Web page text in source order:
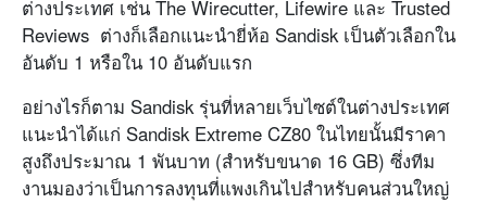
ต่างประเทศ เช่น The Wirecutter, Lifewire และ Trusted
Reviews ต่างก็เลือกแนะนำยี่ห้อ Sandisk เป็นตัวเลือกใน
อันดับ 1 หรือใน 10 อันดับแรก
อย่างไรก็ตาม Sandisk รุ่นที่หลายเว็บไซต์ในต่างประเทศ
แนะนำได้แก่ Sandisk Extreme CZ80 ในไทยนั้นมีราคา
สูงถึงประมาณ 1 พันบาท (สำหรับขนาด 16 GB) ซึ่งทีม
งานมองว่าเป็นการลงทุนที่แพงเกินไปสำหรับคนส่วนใหญ่